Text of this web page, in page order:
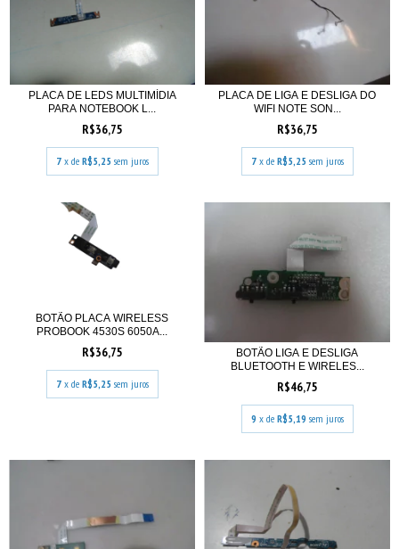
PLACA DE LEDS MULTIMÍDIA
PARA NOTEBOOK L...
R$36,75
7 x de R$5,25 sem juros
PLACA DE LIGA E DESLIGA DO
WIFI NOTE SON...
R$36,75
7 x de R$5,25 sem juros
BOTÃO PLACA WIRELESS
PROBOOK 4530S 6050A...
R$36,75
7 x de R$5,25 sem juros
BOTÃO LIGA E DESLIGA
BLUETOOTH E WIRELES...
R$46,75
9 x de R$5,19 sem juros